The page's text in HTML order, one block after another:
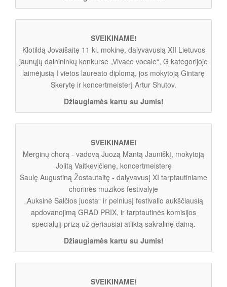
SVEIKINAME!
Klotildą Jovaišaitę 11 kl. mokinę, dalyvavusią XII Lietuvos
jaunųjų dainininkų konkurse „Vivace vocale“, G kategorijoje
laimėjusią I vietos laureato diplomą, jos mokytoją Gintarę
Skerytę ir koncertmeisterį Artur Shutov.
Džiaugiamės kartu su Jumis!
SVEIKINAME!
Merginų chorą - vadovą Juozą Mantą Jauniškį, mokytoją
Jolitą Vaitkevičienę, koncertmeisterę
Saulę Augustiną Žostautaitę - dalyvavusį XI tarptautiniame
chorinės muzikos festivalyje
„Auksinė Šalčios juosta“ ir pelniusį festivalio aukščiausią
apdovanojimą GRAD PRIX, ir tarptautinės komisijos
specialųjį prizą už geriausiai atliktą sakralinę dainą.
Džiaugiamės kartu su Jumis!
SVEIKINAME!